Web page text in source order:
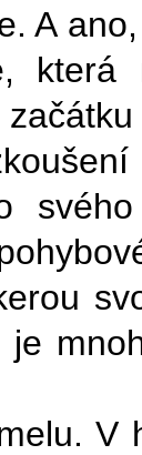
A
V